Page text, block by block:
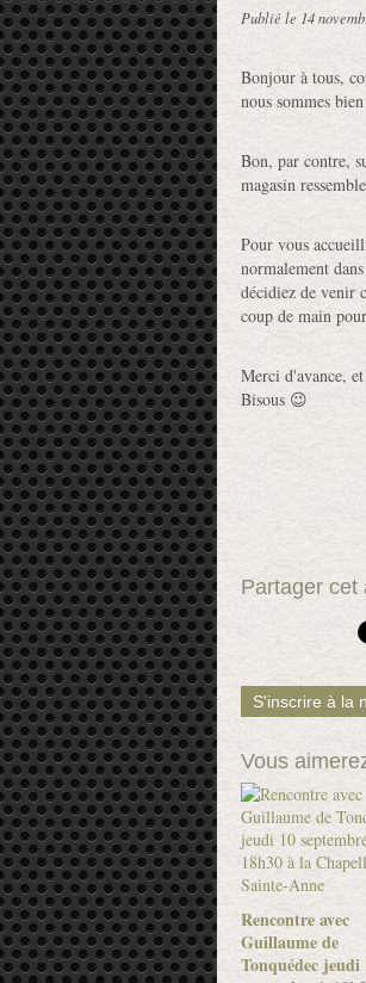
Publié le 14
Bonjour à tous,
nous sommes
Bon, par contre,
magasin
Pour vous
normalement
décidiez de venir
coup de main
Merci d'avance,
Bisous 😉
Partager cet
S'inscrire à la
Vous
Rencontre avec
Guillaume de
Tonquédec jeudi